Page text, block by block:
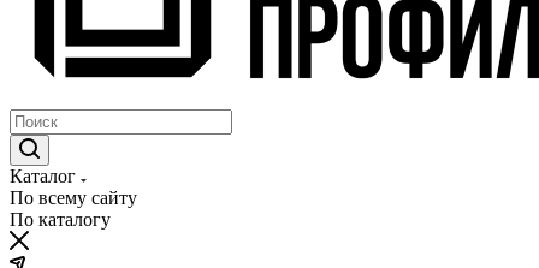
Каталог
По всему сайту
По каталогу